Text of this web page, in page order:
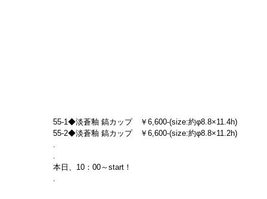
55-1◆淡蒼釉 鎬カップ　￥6,600-(size:約φ8.8×11.4h)
55-2◆淡蒼釉 鎬カップ　￥6,600-(size:約φ8.8×11.2h)
.
.
本日、10：00～start！
.